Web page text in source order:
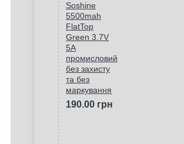
Soshine
5500mah
FlatTop
Green 3.7V
5A
промисловий
без захисту
та без
маркування
190.00 грн